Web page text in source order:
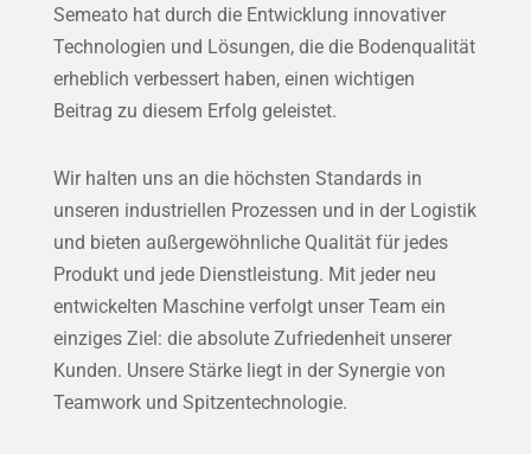
Semeato hat durch die Entwicklung innovativer
Technologien und Lösungen, die die Bodenqualität
erheblich verbessert haben, einen wichtigen
Beitrag zu diesem Erfolg geleistet.
Wir halten uns an die höchsten Standards in
unseren industriellen Prozessen und in der Logistik
und bieten außergewöhnliche Qualität für jedes
Produkt und jede Dienstleistung. Mit jeder neu
entwickelten Maschine verfolgt unser Team ein
einziges Ziel: die absolute Zufriedenheit unserer
Kunden. Unsere Stärke liegt in der Synergie von
Teamwork und Spitzentechnologie.